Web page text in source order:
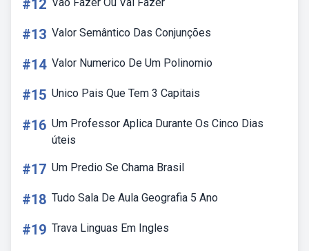
#12
#13 Valor Semântico Das Conjunções
#14 Valor Numerico De Um Polinomio
#15 Unico Pais Que Tem 3 Capitais
#16 Um Professor Aplica Durante Os Cinco Dias
úteis
#17 Um Predio Se Chama Brasil
#18 Tudo Sala De Aula Geografia 5 Ano
#19 Trava Linguas Em Ingles